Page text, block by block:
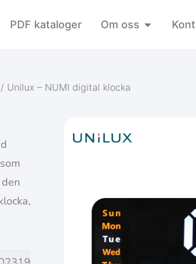
PDF kataloger Om oss
/ Unilux – NUMI digital klocka